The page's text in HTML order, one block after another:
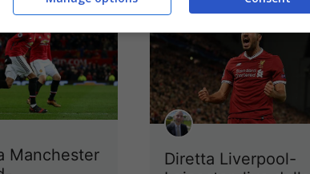
Manchester
Diretta Liverpool-